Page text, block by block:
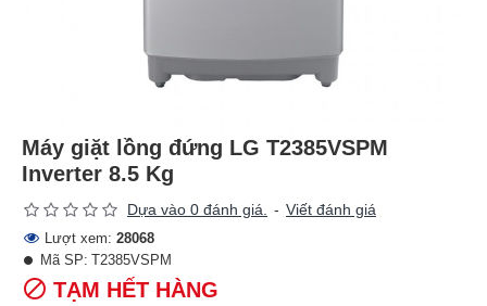
Máy giặt lồng đứng LG T2385VSPM
Inverter 8.5 Kg
Dựa vào 0 đánh giá. - Viết đánh giá
Lượt xem: 28068
TẠM HẾT HÀNG
Mã SP: T2385VSPM